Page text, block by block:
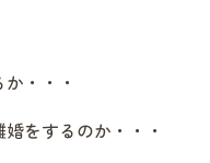
・・・
をするのか・・・